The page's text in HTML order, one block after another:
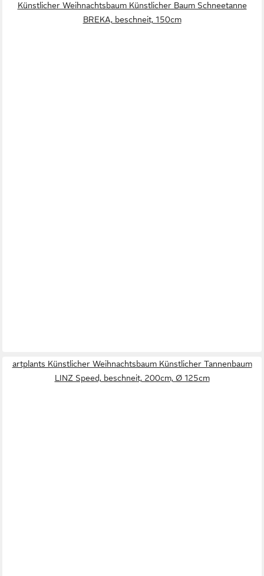
Künstlicher Weihnachtsbaum Künstlicher Baum Schneetanne
BREKA, beschneit, 150cm
artplants Künstlicher Weihnachtsbaum Künstlicher Tannenbaum
LINZ Speed, beschneit, 200cm, Ø 125cm